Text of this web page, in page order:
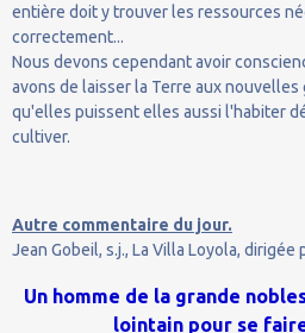
entière doit y trouver les ressources
correctement...
Nous devons cependant avoir
avons de laisser la Terre aux
qu'elles puissent elles aussi l'habiter
cultiver.
Autre commentaire du jour.
Jean Gobeil, s.j., La Villa Loyola,
Un homme de la grande
lointain pour se